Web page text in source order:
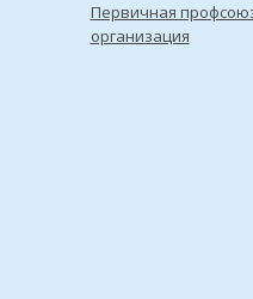
Первичная
организация